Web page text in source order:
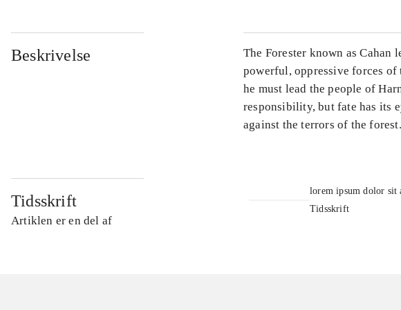
Beskrivelse
The Forester known as
powerful, oppressive forces
he must lead the people of
responsibility, but fate has its
against the terrors of the forest.
Tidsskrift
Artiklen er en del af
lorem ipsum dolor sit
Tidsskrift